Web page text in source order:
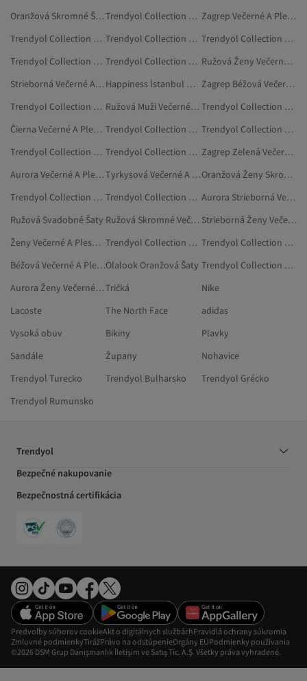
Oranžová Skromné Šaty
Trendyol Collection Oranžová Príslušenstvo
Zagrep Večerné A Plesové Šaty
Trendyol Collection Ženy Svadobné Šaty
Trendyol Collection Žltá Tehotenské Šaty
Trendyol Collection Béžová Šaty
Trendyol Collection Čierna Šaty
Trendyol Collection Tehotenské Šaty
Ružová Ženy Večerné A Plesové Šaty
Strieborná Večerné A Plesové Šaty
Happiness İstanbul Oranžová Šaty
Zagrep Béžová Večerné A Plesové Šaty
Trendyol Collection Ženy Tehotenské Šaty
Ružová Muži Večerné A Plesové Šaty
Trendyol Collection Metalická Večerné A Plesové Šaty
Čierna Večerné A Plesové Šaty
Trendyol Collection Červená Šaty Na Stužkovú
Trendyol Collection Sivá Tehotenské Šaty
Trendyol Collection Žltá Skromné Šaty
Trendyol Collection Krémová Šaty
Zagrep Zelená Večerné A Plesové Šaty
Aurora Večerné A Plesové Šaty
Tyrkysová Večerné A Plesové Šaty
Oranžová Ženy Skromné Šaty
Trendyol Collection Čierna Tehotenské Šaty
Trendyol Collection Modrá Skromné Šaty
Aurora Strieborná Večerné A Plesové Šaty
Ružová Svadobné Šaty
Ružová Skromné Večerné Šaty
Strieborná Ženy Večerné A Plesové Šaty
Ženy Večerné A Plesové Šaty
Trendyol Collection Ženy Skromné Šaty
Trendyol Collection Tmavomodrá Skromné Šaty
Béžová Večerné A Plesové ŠatyOlalook Oranžová Šaty
Trendyol Collection Béžová Šaty Na Stužkovú
Aurora Ženy Večerné A Plesové ŠatyTričká
Nike
Lacoste
The North Face
adidas
Vysoká obuv
Bikiny
Plavky
Sandále
Župany
Nohavice
Trendyol Turecko
Trendyol Bulharsko
Trendyol Grécko
Trendyol Rumunsko
Trendyol
Bezpečné nakupovanie
Bezpečnostná certifikácia
©2026 DSM Grup Danışmanlık İletişim ve Satış Tic. A.Ş. Všetky práva vyhradené.
Predvoľby súborov cookieAkt o digitálnych službáchPravidlá ochrany súkromia
Zmluvné podmienkyTirážPrávo na odstúpenieOrgány EÚPodmienky používania